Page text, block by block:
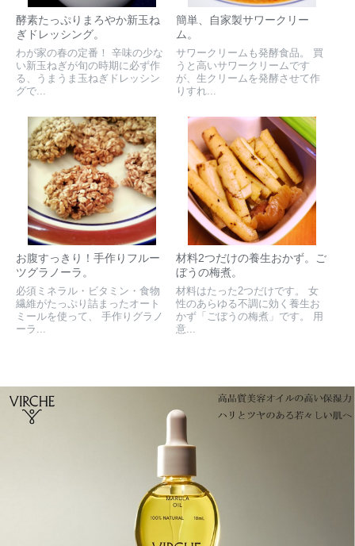
酵素たっぷりまろやか新玉ね
ぎドレッシング。
わが家の春の定番！ 辛味の少な
い新玉ねぎが旬の時期に必ず作
る、うまうま玉ねぎドレッシン
グで...
簡単、自家製サワークリー
ム。
サワークリームも発酵食品。 買
うと高いサワークリームです
が、生クリームを発酵させて作
りすれ...
お腹すっきり！手作りフルー
ツグラノーラ。
必須ミネラル・ビタミン・食物
繊維がたっぷり詰まったオート
ミールを使って、 手作りグラノ
ーラ...
材料2つだけの養生おかず。ご
ぼうの梅煮。
材料はたった2つだけです。 女
性のあらゆる不調に効く養生お
かず「ごぼうの梅煮」です。 用
意...